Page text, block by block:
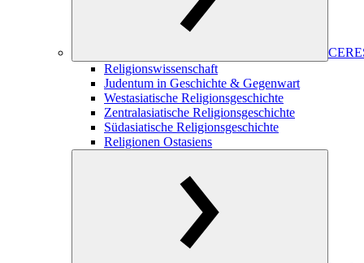
Religionswissenschaft
Judentum in Geschichte & Gegenwart
Westasiatische Religionsgeschichte
Zentralasiatische Religionsgeschichte
Südasiatische Religionsgeschichte
Religionen Ostasiens